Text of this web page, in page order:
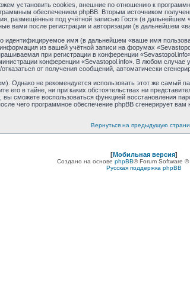
установить cookies, внешние по отношению к
обеспечением phpBB. Вторым источником
размещённые под учётной записью Гостя (в
вами после регистрации и авторизации (в дальнейшем
идентифицируемое имя (в дальнейшем «ваше имя
из вашей учётной записи на форумах
при регистрации в конференции
конференции «Sevastopol.info». В любом
от получения сообщений, автоматически
не рекомендуется использовать этот же самый
его в тайне, ни при каких обстоятельствах ни
сможете воспользоваться функцией восстановления
чего программное обеспечение phpBB сгенерирует вам
Вернуться на предыдущую
[Мобильная версия]
Создано на основе phpBB® Forum Software ©
Русская поддержка phpBB